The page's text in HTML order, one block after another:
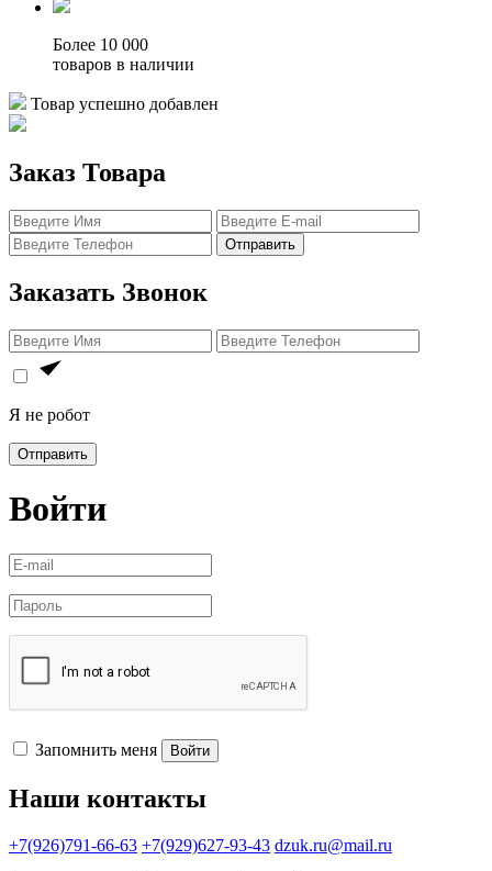
Более 10 000
товаров в наличии
Товар успешно добавлен
Заказ Товара
Отправить
Заказать Звонок
Я не робот
Отправить
Войти
Запомнить меня Войти
Наши контакты
+7(926)791-66-63 +7(929)627-93-43 dzuk.ru@mail.ru